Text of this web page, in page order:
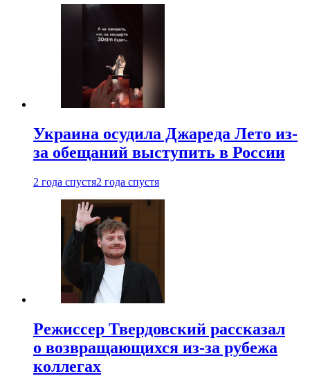
Украина осудила Джареда Лето из-
за обещаний выступить в России
2 года спустя2 года спустя
Режиссер Твердовский рассказал
о возвращающихся из-за рубежа
коллегах